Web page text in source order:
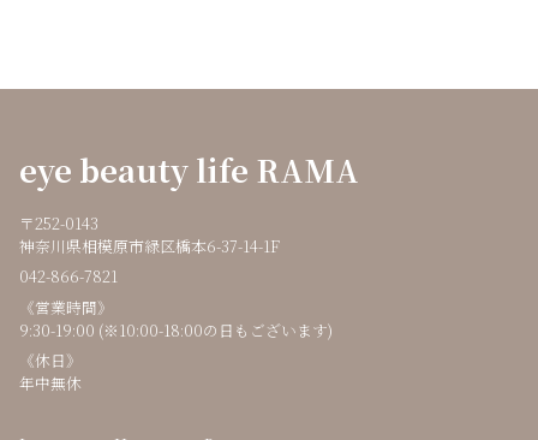
eye beauty life RAMA
〒252-0143
神奈川県相模原市緑区橋本6-37-14-1F
042-866-7821
《営業時間》
9:30-19:00 (※10:00-18:00の日もございます)
《休日》
年中無休